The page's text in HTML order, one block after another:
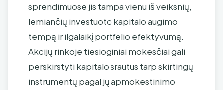
sprendimuose jis tampa vienu iš veiksnių,
lemiančių investuoto kapitalo augimo
tempą ir ilgalaikį portfelio efektyvumą.
Akcijų rinkoje tiesioginiai mokesčiai gali
perskirstyti kapitalo srautus tarp skirtingų
instrumentų pagal jų apmokestinimo